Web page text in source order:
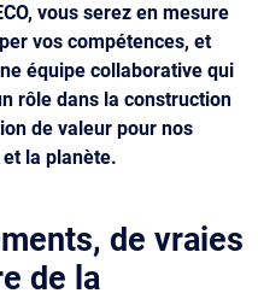
vous serez en mesure
vos compétences, et
équipe collaborative qui
rôle dans la construction
de valeur pour nos
la planète.
de vraies
de la